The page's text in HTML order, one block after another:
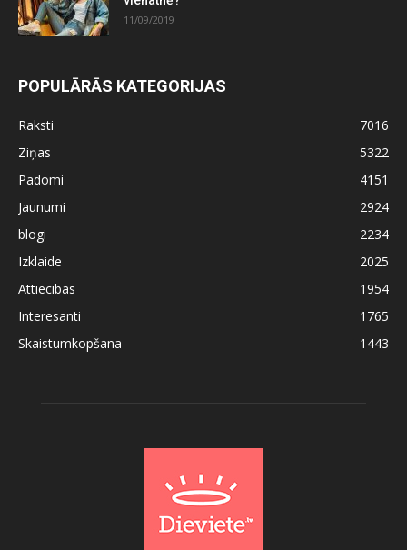
11/09/2019
POPULĀRĀS KATEGORIJAS
Raksti
7016
Ziņas
5322
Padomi
4151
Jaunumi
2924
blogi
2234
Izklaide
2025
Attiecības
1954
Interesanti
1765
Skaistumkopšana
1443